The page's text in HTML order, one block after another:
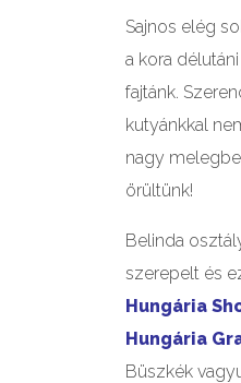
Sajnos elég
a kora
fajtánk.
kutyánkkal
nagy
örültünk!
Belinda
szerepelt és
Hungária
Hungária
Büszkék